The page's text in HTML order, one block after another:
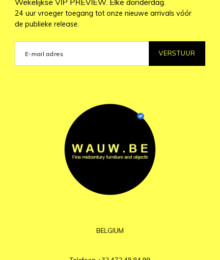
Wekelijkse VIP PREVIEW. Elke donderdag.
24 uur vroeger toegang tot onze nieuwe arrivals vóór
de publieke release.
VERSTUUR
BELGIUM